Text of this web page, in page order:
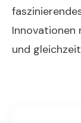
Innovationen
und